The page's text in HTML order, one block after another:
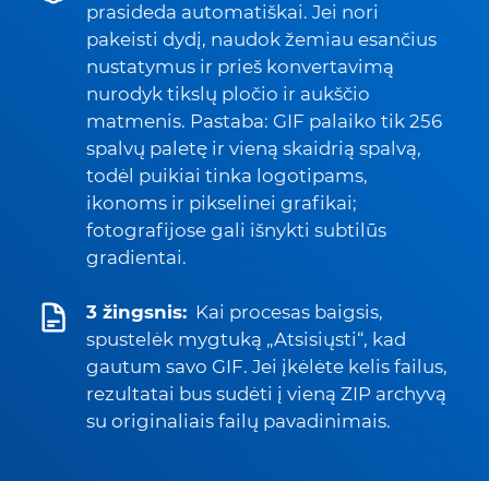
prasideda automatiškai. Jei nori
pakeisti dydį, naudok žemiau esančius
nustatymus ir prieš konvertavimą
nurodyk tikslų pločio ir aukščio
matmenis. Pastaba: GIF palaiko tik 256
spalvų paletę ir vieną skaidrią spalvą,
todėl puikiai tinka logotipams,
ikonoms ir pikselinei grafikai;
fotografijose gali išnykti subtilūs
gradientai.
3 žingsnis: Kai procesas baigsis,
spustelėk mygtuką „Atsisiųsti“, kad
gautum savo GIF. Jei įkėlėte kelis failus,
rezultatai bus sudėti į vieną ZIP archyvą
su originaliais failų pavadinimais.